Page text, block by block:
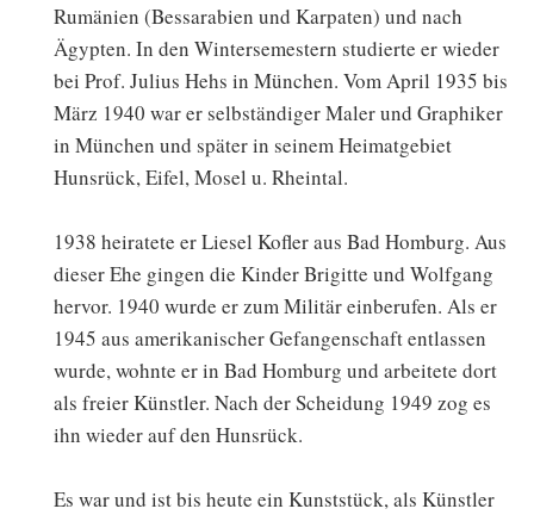
Rumänien (Bessarabien und Karpaten) und nach
Ägypten. In den Wintersemestern studierte er wieder
bei Prof. Julius Hehs in München. Vom April 1935 bis
März 1940 war er selbständiger Maler und Graphiker
in München und später in seinem Heimatgebiet
Hunsrück, Eifel, Mosel u. Rheintal.
1938 heiratete er Liesel Kofler aus Bad Homburg. Aus
dieser Ehe gingen die Kinder Brigitte und Wolfgang
hervor. 1940 wurde er zum Militär einberufen. Als er
1945 aus amerikanischer Gefangenschaft entlassen
wurde, wohnte er in Bad Homburg und arbeitete dort
als freier Künstler. Nach der Scheidung 1949 zog es
ihn wieder auf den Hunsrück.
Es war und ist bis heute ein Kunststück, als Künstler